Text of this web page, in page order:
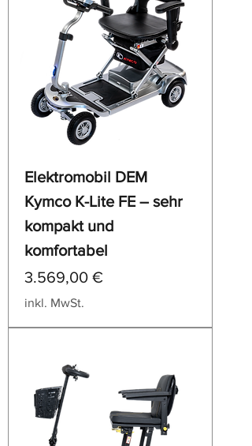
Elektromobil DEM
Kymco K-Lite FE – sehr
kompakt und
komfortabel
Preis
3.569,00 €
inkl. MwSt.